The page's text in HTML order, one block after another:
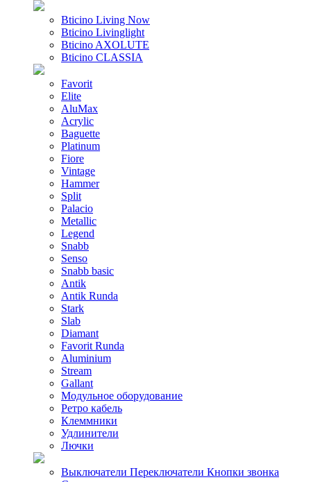
Bticino Living Now
Bticino Livinglight
Bticino AXOLUTE
Bticino CLASSIA
Favorit
Elite
AluMax
Acrylic
Baguette
Platinum
Fiore
Vintage
Hammer
Split
Palacio
Metallic
Legend
Snabb
Senso
Snabb basic
Antik
Antik Runda
Stark
Slab
Diamant
Favorit Runda
Aluminium
Stream
Gallant
Модульное оборудование
Ретро кабель
Клеммники
Удлинители
Лючки
Выключатели Переключатели Кнопки звонка